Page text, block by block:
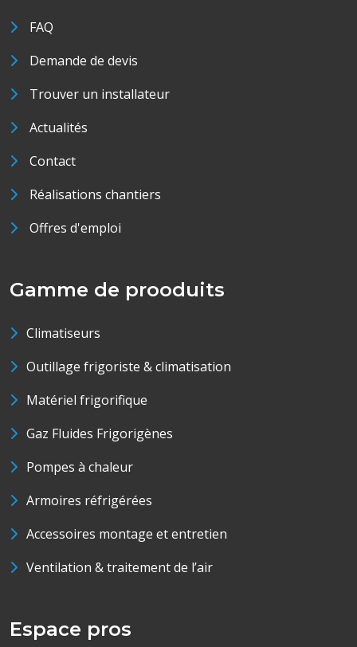
FAQ
Demande de devis
Trouver un installateur
Actualités
Contact
Réalisations chantiers
Offres d'emploi
Gamme de prooduits
Climatiseurs
Outillage frigoriste & climatisation
Matériel frigorifique
Gaz Fluides Frigorigènes
Pompes à chaleur
Armoires réfrigérées
Accessoires montage et entretien
Ventilation & traitement de l’air
Espace pros